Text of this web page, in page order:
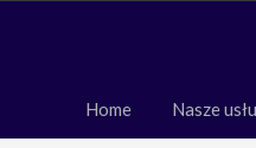
Home Nasze